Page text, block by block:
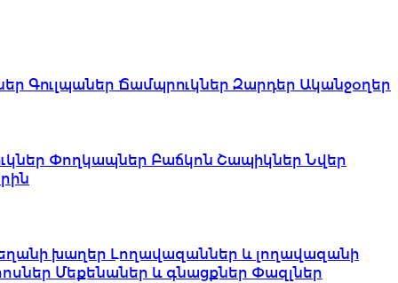
Գուլպաներ Ճամպրուկներ Զարդեր Ականջօղեր
Փողկապներ Բաճկոն ՇապիկներՆվեր
խաղեր Լողավազաններ և լողավազանի
Մեքենաներ և գնացքներ Փազլներ